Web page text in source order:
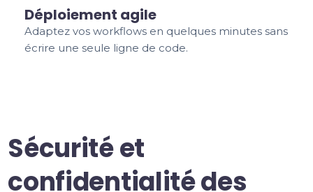
Déploiement agile
Adaptez vos workflows en quelques minutes sans
écrire une seule ligne de code.
Sécurité et
confidentialité des